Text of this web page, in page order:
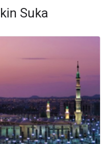
Suka